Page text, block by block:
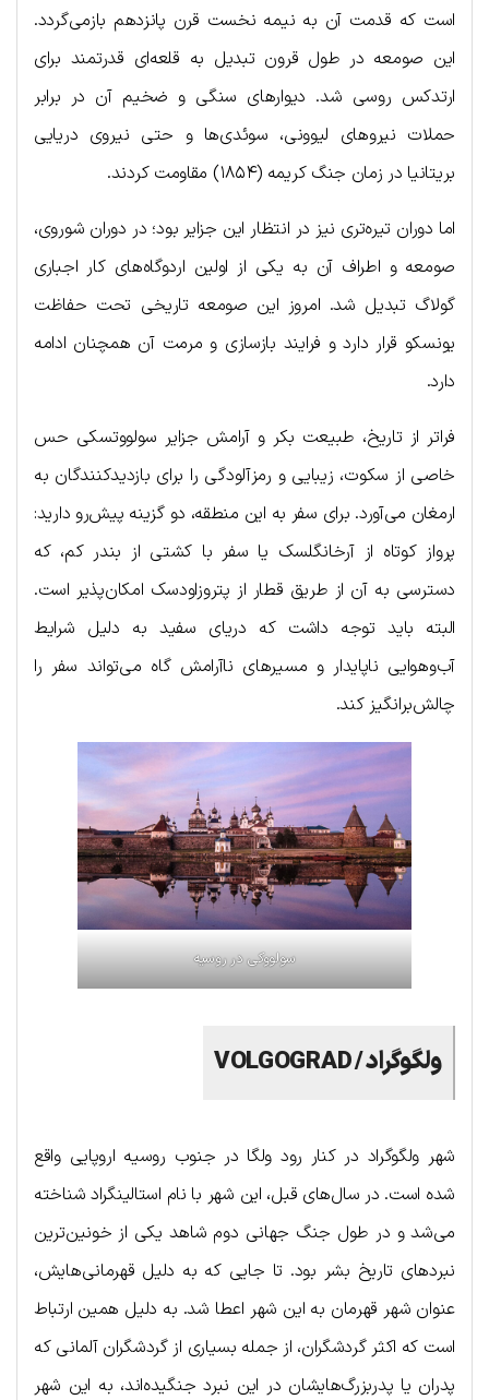
است که قدمت آن به نیمه نخست قرن پانزدهم بازمی‌گردد.
این صومعه در طول قرون تبدیل به قلعه‌ای قدرتمند برای
ارتدکس روسی شد. دیوارهای سنگی و ضخیم آن در برابر
حملات نیروهای لیوونی، سوئدی‌ها و حتی نیروی دریایی
بریتانیا در زمان جنگ کریمه (۱۸۵۴) مقاومت کردند.
اما دوران تیره‌تری نیز در انتظار این جزایر بود؛ در دوران شوروی،
صومعه و اطراف آن به یکی از اولین اردوگاه‌های کار اجباری
گولاگ تبدیل شد. امروز این صومعه تاریخی تحت حفاظت
یونسکو قرار دارد و فرایند بازسازی و مرمت آن همچنان ادامه
دارد.
فراتر از تاریخ، طبیعت بکر و آرامش جزایر سولووتسکی حس
خاصی از سکوت، زیبایی و رمزآلودگی را برای بازدیدکنندگان به
ارمغان می‌آورد. برای سفر به این منطقه، دو گزینه پیش‌رو دارید:
پرواز کوتاه از آرخانگلسک یا سفر با کشتی از بندر کم، که
دسترسی به آن از طریق قطار از پتروزاودسک امکان‌پذیر است.
البته باید توجه داشت که دریای سفید به دلیل شرایط
آب‌و‌هوایی ناپایدار و مسیرهای ناآرامش گاه می‌تواند سفر را
چالش‌برانگیز کند.
سولووکی در روسیه
ولگوگراد /VOLGOGRAD
شهر ولگوگراد در کنار رود ولگا در جنوب روسیه اروپایی واقع
شده است. در سال‌های قبل، این شهر با نام استالینگراد شناخته
می‌شد و در طول جنگ جهانی دوم شاهد یکی از خونین‌ترین
نبردهای تاریخ بشر بود. تا جایی که به دلیل قهرمانی‌هایش،
عنوان شهر قهرمان به این شهر اعطا شد. به دلیل همین ارتباط
است که اکثر گردشگران، از جمله بسیاری از گردشگران آلمانی که
پدران یا پدربزرگ‌هایشان در این نبرد جنگیده‌اند، به این شهر